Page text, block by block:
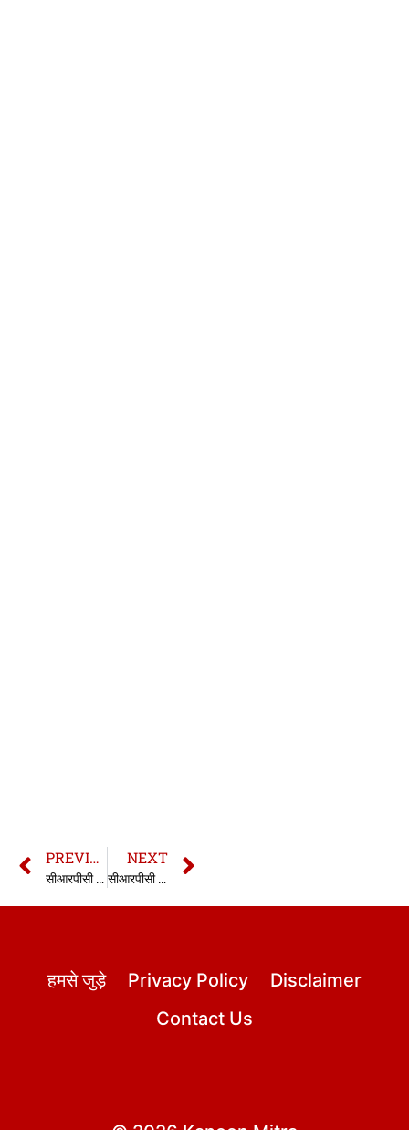
PREVIOUS
सीआरपीसी की धारा 228 | 228 CrPC in hindi
NEXT
सीआरपीसी की धारा 230 | 230 CrPC in hindi
हमसे जुड़े Privacy Policy
Disclaimer
Contact Us